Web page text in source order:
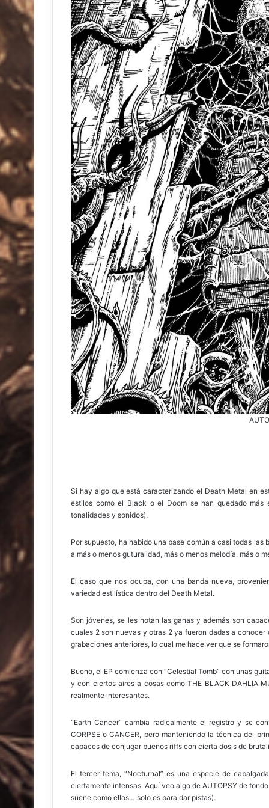
Si hay algo que está caracterizando el Death Metal en
estilos como el Black o el Doom se han quedado
tonalidades y sonidos).
Por supuesto, ha habido una base común a casi todas
a más o menos guturalidad, más o menos melodía, más o
El caso que nos ocupa, con una banda nueva,
variedad estilística dentro del Death Metal.
Son jóvenes, se les notan las ganas y además son
cuales 2 son nuevas y otras 2 ya fueron dadas a
grabaciones anteriores, lo cual me hace ver que se
Bueno, el EP comienza con “Celestial Tomb” con unas
y con ciertos aires a cosas como THE BLACK DAHLIA
realmente interesantes.
“Earth Cancer” cambia radicalmente el registro y se
CORPSE o CANCER, pero manteniendo la técnica del
capaces de conjugar buenos riffs con cierta dosis de
El tercer tema, “Nocturnal” es una especie de
ciertamente intensas. Aquí veo algo de AUTOPSY de
suene como ellos… solo es para dar pistas).